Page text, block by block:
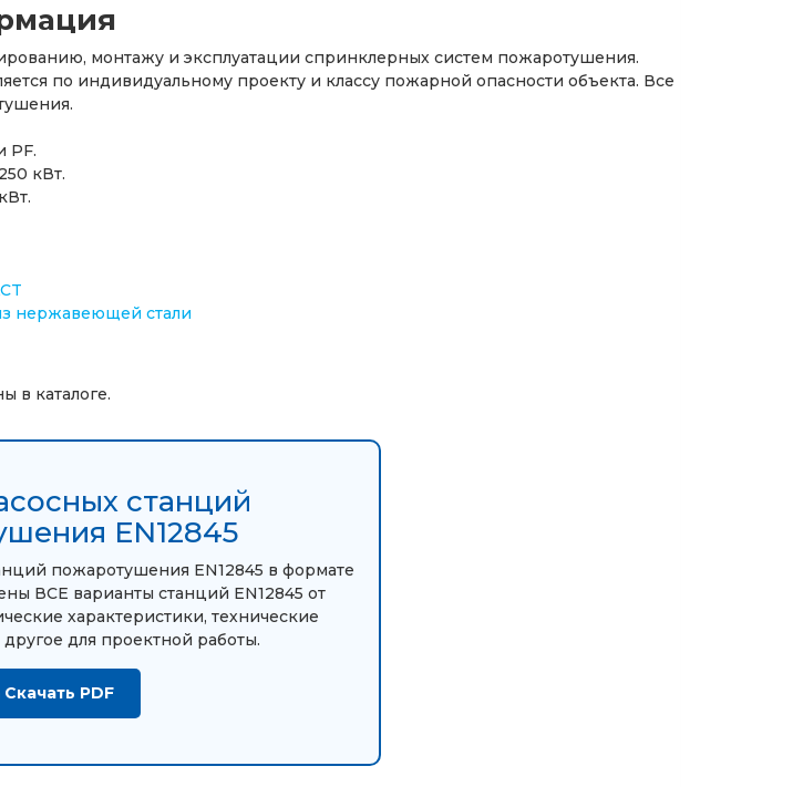
монтажу и эксплуатации спринклерных систем пожаротушения.
по индивидуальному проекту и классу пожарной опасности объекта. Все
PF.
кВт.
нержавеющей стали
в каталоге.
станций
EN12845
пожаротушения EN12845 в формате
ВСЕ варианты станций EN12845 от
характеристики, технические
для проектной работы.
Скачать PDF